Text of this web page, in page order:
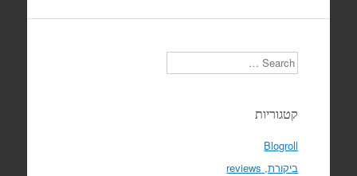
Search
קטגוריות
Blogroll
ביקורת, reviews